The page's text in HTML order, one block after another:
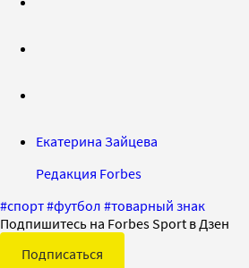
Екатерина Зайцева
Редакция Forbes
#спорт#футбол #товарный знак
Подпишитесь на Forbes Sport в Дзен
Подписаться